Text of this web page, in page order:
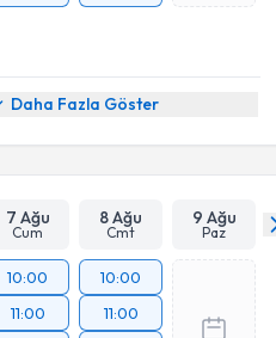
Daha Fazla Göster
7 Ağu
Cum
8 Ağu
Cmt
9 Ağu
Paz
10:00
11:00
10:00
11:00